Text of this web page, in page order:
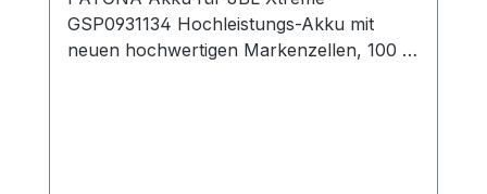
GSP0931134 Hochleistungs-Akku mit
neuen hochwertigen Markenzellen, 100 %